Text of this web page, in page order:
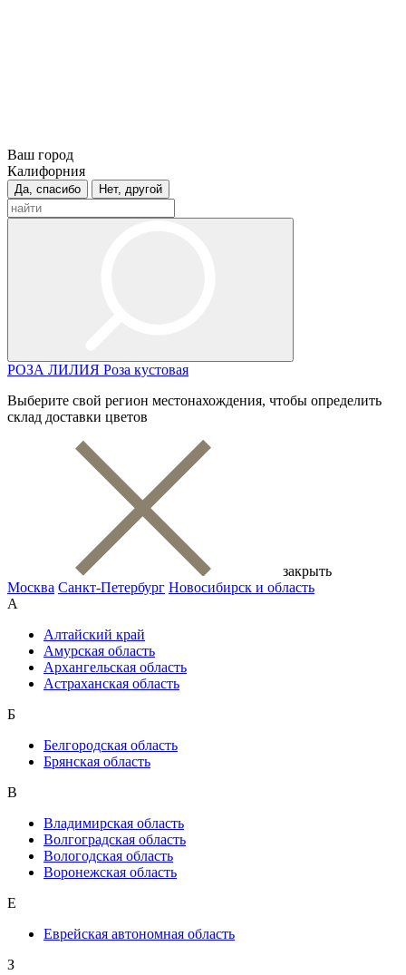
Ваш город
Калифорния
Да, спасибо Нет, другой
РОЗА ЛИЛИЯ Роза кустовая
Выберите свой регион местонахождения, чтобы определить
склад доставки цветов
закрыть
Москва Санкт-Петербург Новосибирск и область
А
Алтайский край
Амурская область
Архангельская область
Астраханская область
Б
Белгородская область
Брянская область
В
Владимирская область
Волгоградская область
Вологодская область
Воронежская область
Е
Еврейская автономная область
З